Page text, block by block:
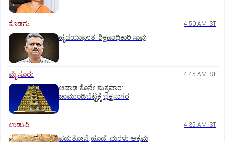
ಕೊಡಗು 4:50 AM IST
ಹೃದಯಾಘಾತ: ಶಿಕ್ಷಣಾಧಿಕಾರಿ ಸಾವು
ಮೈಸೂರು 4:45 AM IST
ಆಷಾಢ ಕೊನೇ ಶುಕ್ರವಾರ:
ಚಾಮುಂಡಿಬೆಟ್ಟಕ್ಕೆ ಭಕ್ತಸಾಗರ
ಉಡುಪಿ 4:35 AM IST
ಪಡುತೋನ್ಸೆ ಹೂಡೆ: ಮರಳು ಅಕ್ರಮ